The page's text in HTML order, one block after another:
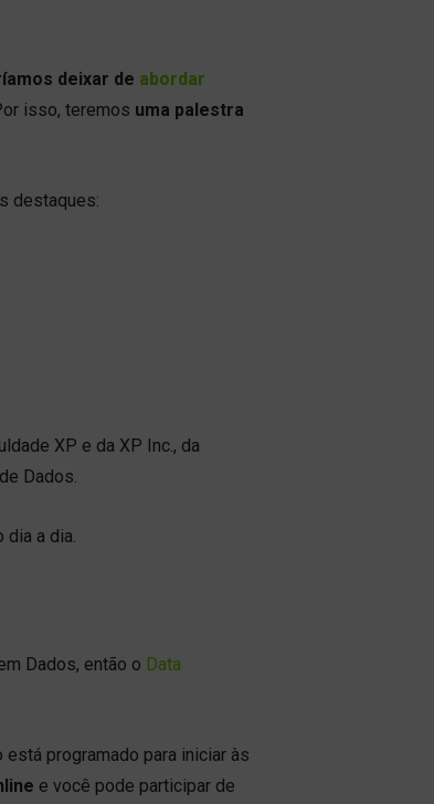
deixar de abordar
isso, teremos uma palestra
destaques:
XP e da XP Inc., da
Dados.
dia a dia.
Dados, então o Data
programado para iniciar às
e você pode participar de